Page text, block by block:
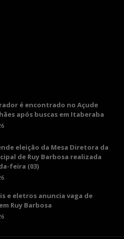
é encontrado no Açude
após buscas em Itaberaba
eleição da Mesa Diretora da
de Ruy Barbosa realizada
feira (03)
e eletros anuncia vaga de
Ruy Barbosa